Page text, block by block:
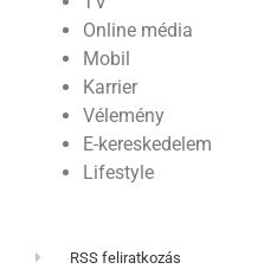
Online média
Mobil
Karrier
Vélemény
E-kereskedelem
Lifestyle
RSS feliratkozás